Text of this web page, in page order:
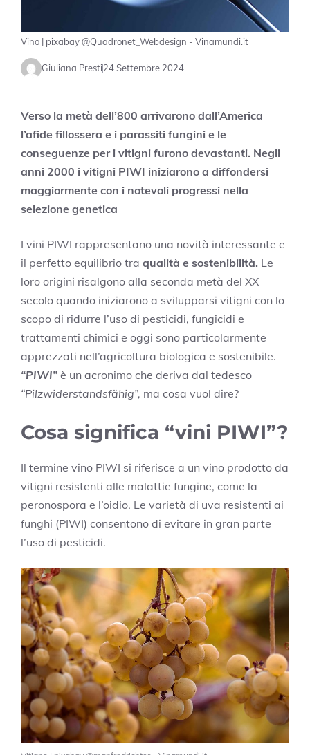
Vino | pixabay @Quadronet_Webdesign - Vinamundi.it
Giuliana Presti24 Settembre 2024
Verso la metà dell’800 arrivarono dall’America
l’afide fillossera e i parassiti fungini e le
conseguenze per i vitigni furono devastanti. Negli
anni 2000 i vitigni PIWI iniziarono a diffondersi
maggiormente con i notevoli progressi nella
selezione genetica
I vini PIWI rappresentano una novità interessante e
il perfetto equilibrio tra qualità e sostenibilità. Le
loro origini risalgono alla seconda metà del XX
secolo quando iniziarono a svilupparsi vitigni con lo
scopo di ridurre l’uso di pesticidi, fungicidi e
trattamenti chimici e oggi sono particolarmente
apprezzati nell’agricoltura biologica e sostenibile.
“PIWI” è un acronimo che deriva dal tedesco
“Pilzwiderstandsfähig”, ma cosa vuol dire?
Cosa significa “vini PIWI”?
Il termine vino PIWI si riferisce a un vino prodotto da
vitigni resistenti alle malattie fungine, come la
peronospora e l’oidio. Le varietà di uva resistenti ai
funghi (PIWI) consentono di evitare in gran parte
l’uso di pesticidi.